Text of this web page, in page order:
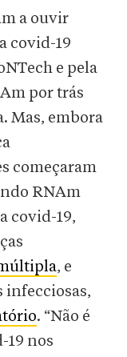
a ouvir
covid-19
e pela
por trás
Mas, embora
começaram
RNAm
covid-19,
, e
infecciosas,
. “Não é
19 nos